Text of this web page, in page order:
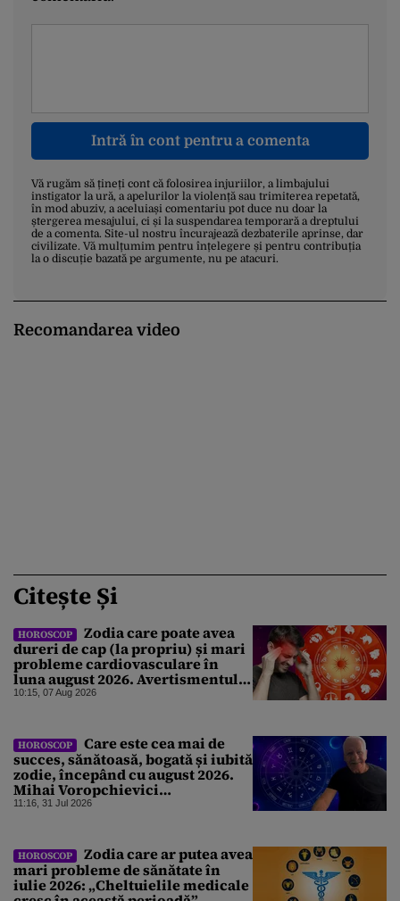
Intră în cont pentru a comenta
Vă rugăm să țineți cont că folosirea injuriilor, a limbajului
instigator la ură, a apelurilor la violență sau trimiterea repetată,
în mod abuziv, a aceluiași comentariu pot duce nu doar la
ștergerea mesajului, ci și la suspendarea temporară a dreptului
de a comenta. Site-ul nostru încurajează dezbaterile aprinse, dar
civilizate. Vă mulțumim pentru înțelegere și pentru contribuția
la o discuție bazată pe argumente, nu pe atacuri.
Recomandarea video
Citește Și
HOROSCOP
Zodia care poate avea
dureri de cap (la propriu) și mari
probleme cardiovasculare în
luna august 2026. Avertismentul
experților în astrologie
10:15, 07 Aug 2026
HOROSCOP
Care este cea mai de
succes, sănătoasă, bogată și iubită
zodie, începând cu august 2026.
Mihai Voropchievici
nominalizează nativii ce vor da
11:16, 31 Jul 2026
HOROSCOP
Zodia care ar putea avea
mari probleme de sănătate în
iulie 2026: „Cheltuielile medicale